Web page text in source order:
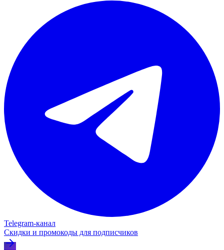
Telegram‑канал
Скидки и промокоды для подписчиков